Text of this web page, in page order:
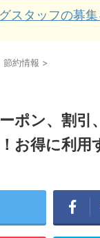
スタッフの募
節約情報 >
ポン、割引
お得に利用